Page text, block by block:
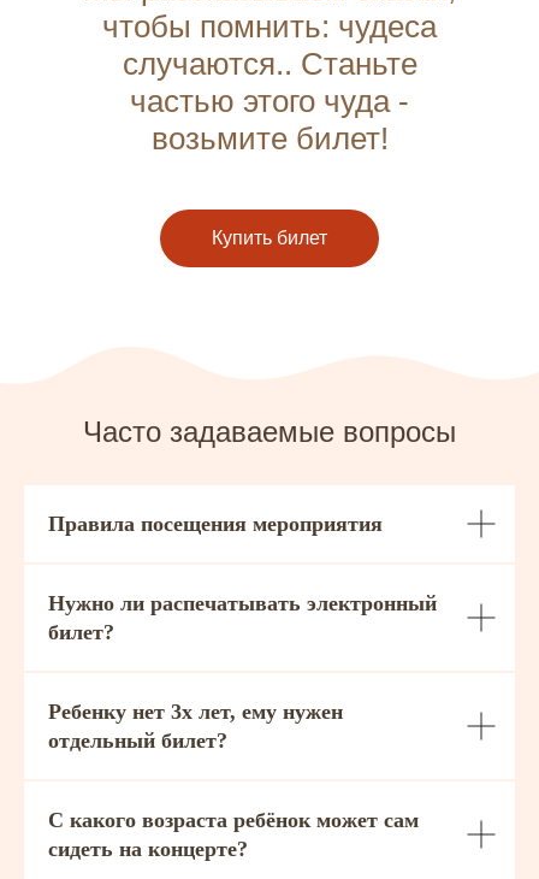
Купить билет
чтобы помнить: чудеса
случаются.. Станьте
частью этого чуда -
возьмите билет!
Часто задаваемые вопросы
Правила посещения мероприятия
Нужно ли распечатывать электронный
билет?
Ребенку нет 3х лет, ему нужен
отдельный билет?
С какого возраста ребёнок может сам
сидеть на концерте?